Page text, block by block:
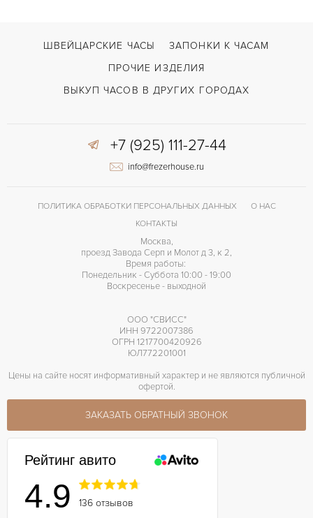
Двойной сложности застежка
ШВЕЙЦАРСКИЕ ЧАСЫ
ЗАПОНКИ К ЧАСАМ
ПРОЧИЕ ИЗДЕЛИЯ
ВЫКУП ЧАСОВ В ДРУГИХ ГОРОДАХ
+7 (925) 111-27-44
info@frezerhouse.ru
ПОЛИТИКА ОБРАБОТКИ ПЕРСОНАЛЬНЫХ ДАННЫХ
О НАС
КОНТАКТЫ
Москва,
проезд Завода Серп и Молот д 3, к 2,
Время работы:
Понедельник - Суббота 10:00 - 19:00
Воскресенье - выходной
ООО "СВИСС"
ИНН 9722007386
ОГРН 1217700420926
ЮЛ772201001
Цены на сайте носят информативный характер и не являются публичной
офертой.
ЗАКАЗАТЬ ОБРАТНЫЙ ЗВОНОК
Рейтинг авито
4.9 136 отзывов